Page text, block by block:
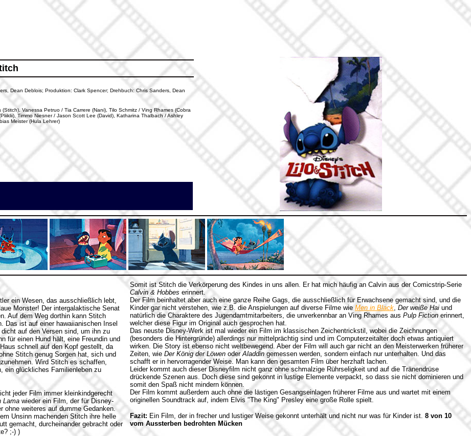
Dean Deblois; Produktion: Clark Spencer; Drehbuch: Chris Sanders, Dean
Vanessa Petruo / Tia Carrere (Nani), Tilo Schmitz / Ving Rhames (Cobra
Timmo Niesner / Jason Scott Lee (David), Katharina Thalbach / Ashley
Meister (Hula Lehrer)
ein Wesen, das ausschließlich lebt,
Monster! Der intergalaktische Senat
Auf dem Weg dorthin kann Stitch
Das ist auf einer hawaiianischen Insel
auf den Versen sind, um ihn zu
für einen Hund hält, eine Freundin und
schnell auf den Kopf gestellt, da
Stitch genug Sorgen hat, sich und
Wird Stitch es schaffen,
ein glückliches Familienleben zu
jeder Film immer kleinkindgerecht
Lama wieder ein Film, der für Disney-
ohne weiteres auf dumme Gedanken.
Unsinn machenden Stitch ihre helle
gemacht, durcheinander gebracht oder
;-) )
Somit ist Stitch die Verkörperung des Kindes in uns allen. Er hat mich häufig an Calvin aus der Comicstrip-Serie
Calvin & Hobbes erinnert.
Der Film beinhaltet aber auch eine ganze Reihe Gags, die ausschließlich für Erwachsene gemacht sind, und die
Kinder gar nicht verstehen, wie z.B. die Anspielungen auf diverse Filme wie Men in Black, Der weiße Hai und
natürlich die Charaktere des Jugendamtmitarbeiters, die unverkennbar an Ving Rhames aus Pulp Fiction erinnert,
welcher diese Figur im Original auch gesprochen hat.
Das neuste Disney-Werk ist mal wieder ein Film im klassischen Zeichentrickstil, wobei die Zeichnungen
(besonders die Hintergründe) allerdings nur mittelprächtig sind und im Computerzeitalter doch etwas antiquiert
wirken. Die Story ist ebenso nicht weltbewegend. Aber der Film will auch gar nicht an den Meisterwerken früherer
Zeiten, wie Der König der Löwen oderAladdingemessen werden, sondern einfach nur unterhalten. Und das
schafft er in hervorragender Weise. Man kann den gesamten Film über herzhaft lachen.
Leider kommt auch dieser Disneyfilm nicht ganz ohne schmalzige Rührseligkeit und auf die Tränendrüse
drückende Szenen aus. Doch diese sind gekonnt in lustige Elemente verpackt, so dass sie nicht dominieren und
somit den Spaß nicht mindern können.
Der Film kommt außerdem auch ohne die lästigen Gesangseinlagen früherer Filme aus und wartet mit einem
originellen Soundtrack auf, indem Elvis "The King" Presley eine große Rolle spielt.
Fazit: Ein Film, der in frecher und lustiger Weise gekonnt unterhält und nicht nur was für Kinder ist. 8 von 10
vom Aussterben bedrohten Mücken